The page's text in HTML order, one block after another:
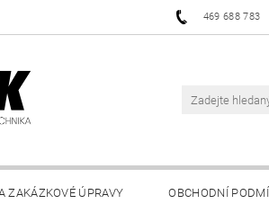
469 688 783
ZAKÁZKOVÉ ÚPRAVY OBCHODNÍ